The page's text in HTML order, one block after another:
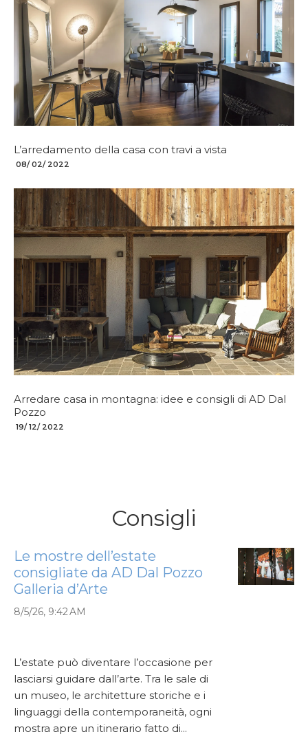
L’arredamento della casa con travi a vista
08/ 02/ 2022
Arredare casa in montagna: idee e consigli di AD Dal
Pozzo
19/ 12/ 2022
Consigli
Le mostre dell’estate
consigliate da AD Dal Pozzo
Galleria d’Arte
8/5/26, 9:42 AM
L’estate può diventare l’occasione per
lasciarsi guidare dall’arte. Tra le sale di
un museo, le architetture storiche e i
linguaggi della contemporaneità, ogni
mostra apre un itinerario fatto di...